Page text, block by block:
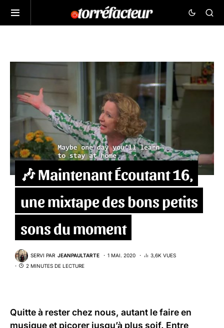
🎶 Maintenant Écoutant 16,
une mixtape des bons petits
sons du moment
SERVI PAR JEANPAULTARTE 1 MAI. 2020
3,6K VUES
2 MINUTES DE LECTURE
Quitte à rester chez nous, autant le faire en
musique et picorer jusqu’à plus soif. Entre